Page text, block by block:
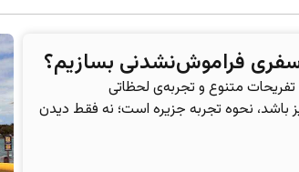
فراموش‌نشدنی بسازیم؟
متنوع و تجربه‌ی لحظاتی
نحوه تجربه جزیره است؛ نه فقط دیدن